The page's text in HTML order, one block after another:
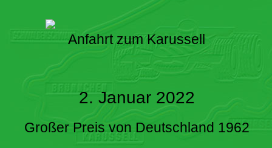
Anfahrt zum Karussell
2. Januar 2022
Großer Preis von Deutschland 1962